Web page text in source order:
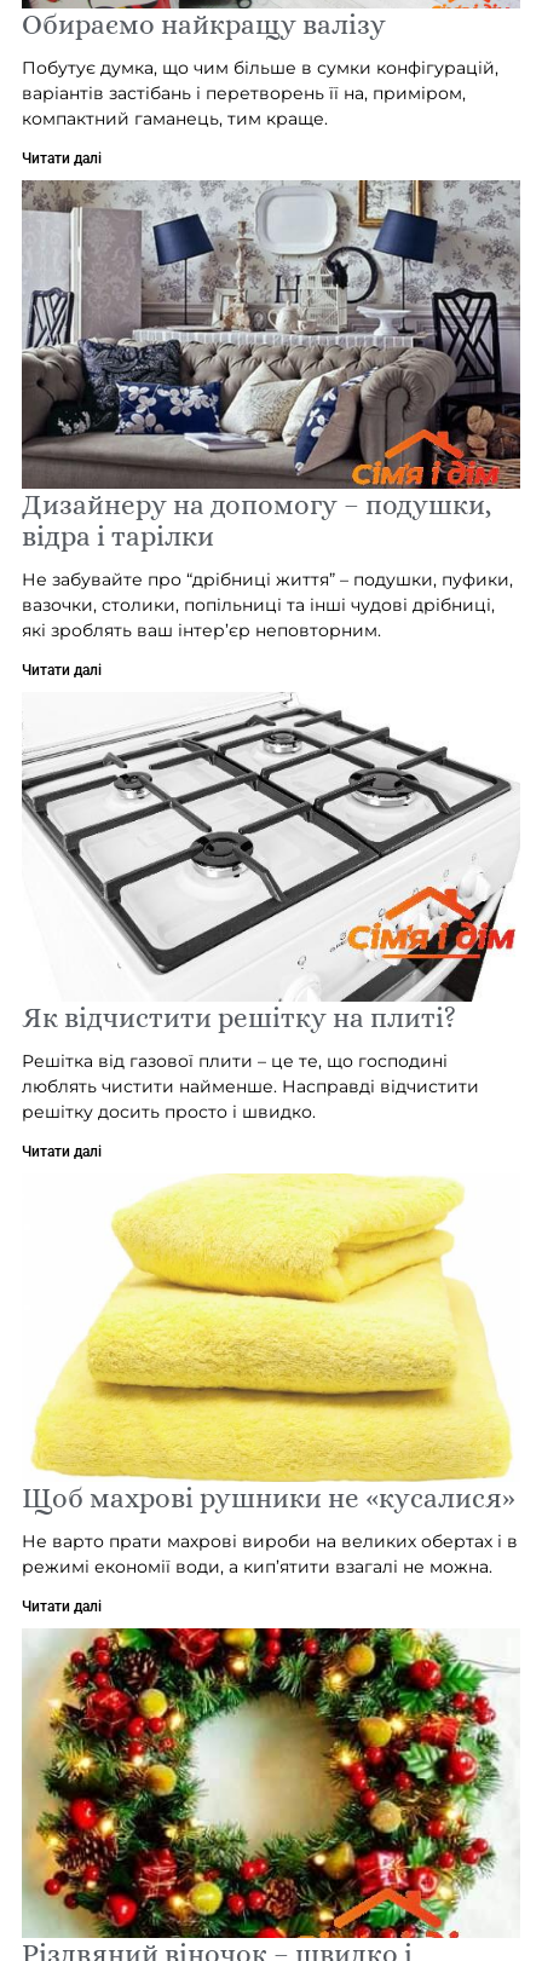
Обираємо найкращу валізу
Побутує думка, що чим більше в сумки конфігурацій,
варіантів застібань і перетворень її на, приміром,
компактний гаманець, тим краще.
Читати далі
Дизайнеру на допомогу – подушки,
відра і тарілки
Не забувайте про “дрібниці життя” – подушки, пуфики,
вазочки, столики, попільниці та інші чудові дрібниці,
які зроблять ваш інтер’єр неповторним.
Читати далі
Як відчистити решітку на плиті?
Решітка від газової плити – це те, що господині
люблять чистити найменше. Насправді відчистити
решітку досить просто і швидко.
Читати далі
Щоб махрові рушники не «кусалися»
Не варто прати махрові вироби на великих обертах і в
режимі економії води, а кип’ятити взагалі не можна.
Читати далі
Різдвяний віночок – швидко і